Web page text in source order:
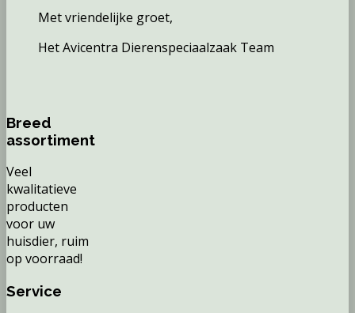
Met vriendelijke groet,
Het Avicentra Dierenspeciaalzaak Team
Breed
assortiment
Veel
kwalitatieve
producten
voor uw
huisdier, ruim
op voorraad!
Service